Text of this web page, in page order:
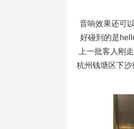
音响效果还可
好碰到的是
上一批客人刚
杭州钱塘区下